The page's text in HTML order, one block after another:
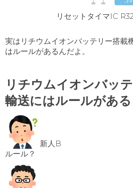
リセットタイマIC
実はリチウムイオンバッテリー搭載
はルールがあるんだよ。
リチウムイオンバッ
輸送にはルールがある
新人B
ルール？